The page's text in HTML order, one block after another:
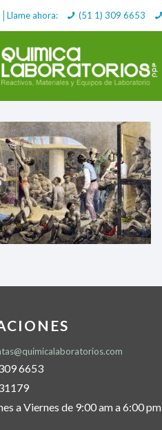
ahora: (51 1) 309 6653
6653
a Viernes de 9:00 am a 6:00 pm